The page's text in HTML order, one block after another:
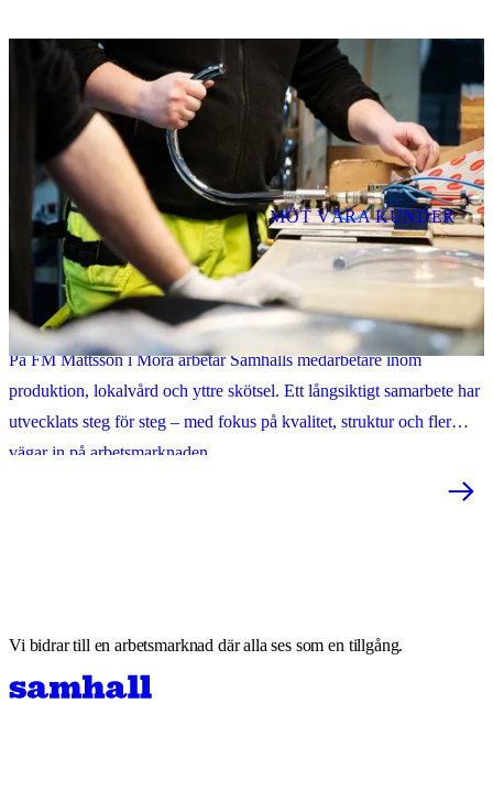
MÖT VÅRA KUNDER
"Att samarbeta med Samhall är en viktig del av vårt samhällsansvar"
På FM Mattsson i Mora arbetar Samhalls medarbetare inom
produktion, lokalvård och yttre skötsel. Ett långsiktigt samarbete har
utvecklats steg för steg – med fokus på kvalitet, struktur och fler
vägar in på arbetsmarknaden.
Vi bidrar till en arbetsmarknad där alla ses som en tillgång.